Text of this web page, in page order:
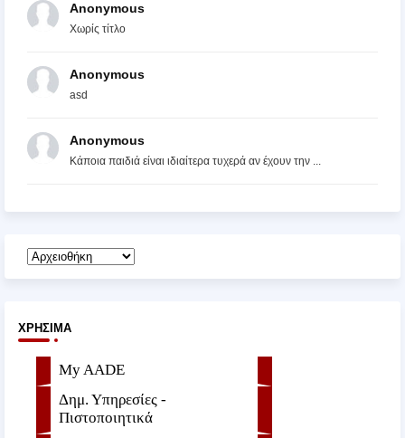
Anonymous
Χωρίς τίτλο
Anonymous
asd
Anonymous
Κάποια παιδιά είναι ιδιαίτερα τυχερά αν έχουν την ...
ΧΡΉΣΙΜΑ
My AADE
Δημ. Υπηρεσίες -
Πιστοποιητικά